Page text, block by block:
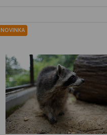
NOVINKA